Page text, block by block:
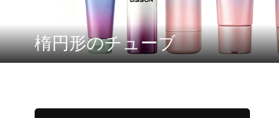
楕円形のチューブ